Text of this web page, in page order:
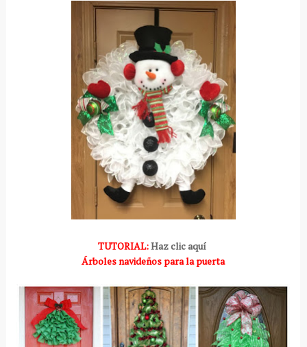
TUTORIAL:Haz clic aquí
Árboles navideños para la puerta